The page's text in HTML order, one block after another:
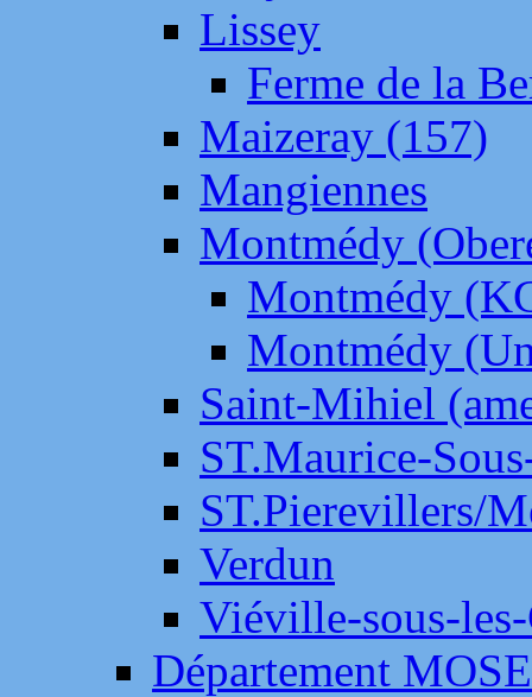
Lissey
Ferme de la
Maizeray (157)
Mangiennes
Montmédy
Montmédy
Montmédy
Saint-Mihiel
ST.Maurice-
ST.Pierevillers/
Verdun
Viéville-sous-
Département